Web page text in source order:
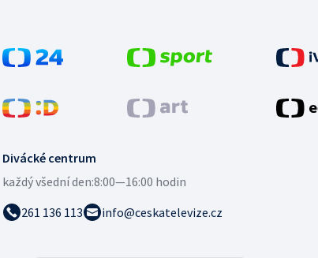
Divácké centrum
každý všední den:8:00—16:00 hodin
261 136 113
info@ceskatelevize.cz